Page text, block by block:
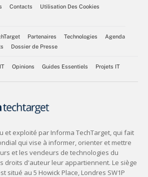
Contacts
Utilisation Des Cookies
Partenaires Technologies
Agenda
Dossier de Presse
Opinions Guides Essentiels Projets IT